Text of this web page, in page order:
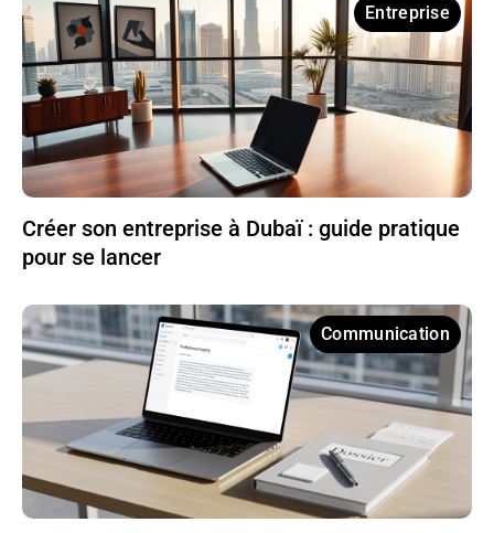
Entreprise
Créer son entreprise à Dubaï : guide pratique
pour se lancer
Communication